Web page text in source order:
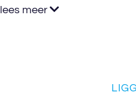
lees meer